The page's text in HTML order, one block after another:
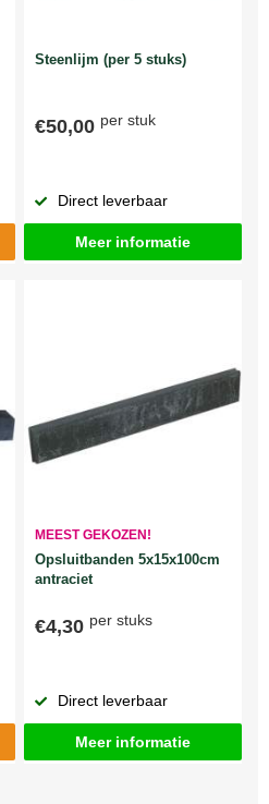
Steenlijm (per 5 stuks)
€50,00 per stuk
Direct leverbaar
Meer informatie
MEEST GEKOZEN!
Opsluitbanden 5x15x100cm
antraciet
€4,30 per stuks
Direct leverbaar
Meer informatie